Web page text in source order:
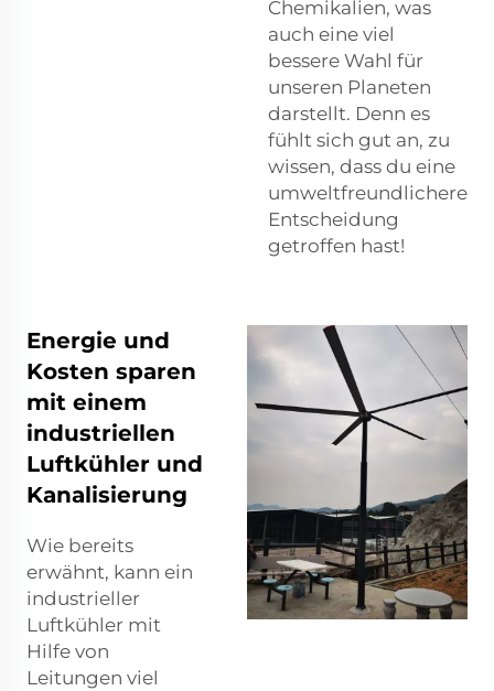
Chemikalien, was
auch eine viel
bessere Wahl für
unseren Planeten
darstellt. Denn es
fühlt sich gut an, zu
wissen, dass du eine
umweltfreundlichere
Entscheidung
getroffen hast!
Energie und
Kosten sparen
mit einem
industriellen
Luftkühler und
Kanalisierung
Wie bereits
erwähnt, kann ein
industrieller
Luftkühler mit
Hilfe von
Leitungen viel